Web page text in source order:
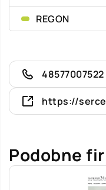
REGON
48577007522
https://
Podobne